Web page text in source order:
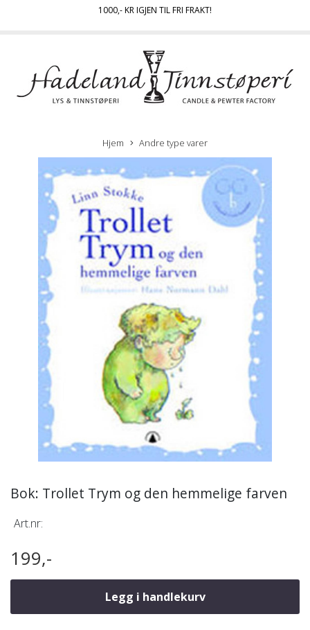
1000,- KR IGJEN TIL FRI FRAKT!
Hjem Andre type varer
Bok: Trollet Trym og den hemmelige farven
Art.nr:
199,-
Legg i handlekurv